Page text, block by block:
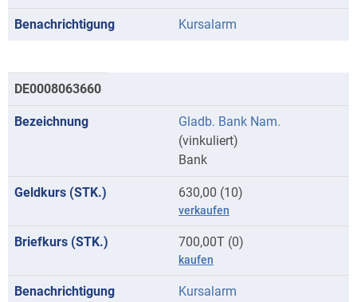
Kursalarm
DE0008063660
Gladb. Bank Nam.
(vinkuliert)
Bank
630,00 (10)
verkaufen
700,00T (0)
kaufen
Kursalarm